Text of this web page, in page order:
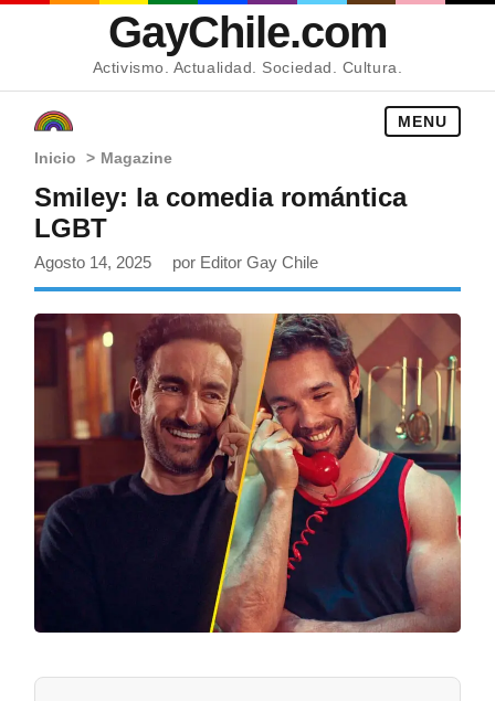
GayChile.com
Activismo. Actualidad. Sociedad. Cultura.
MENU
Inicio > Magazine
Smiley: la comedia romántica
LGBT
Agosto 14, 2025 por Editor Gay Chile